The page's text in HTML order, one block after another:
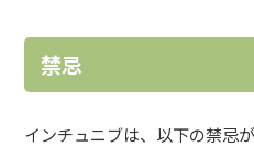
禁忌
インチュニブは、以下の禁忌